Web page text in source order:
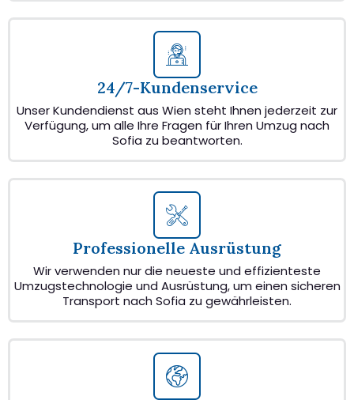
24/7-Kundenservice
Unser Kundendienst aus Wien steht Ihnen jederzeit zur
Verfügung, um alle Ihre Fragen für Ihren Umzug nach
Sofia zu beantworten.
Professionelle Ausrüstung
Wir verwenden nur die neueste und effizienteste
Umzugstechnologie und Ausrüstung, um einen sicheren
Transport nach Sofia zu gewährleisten.